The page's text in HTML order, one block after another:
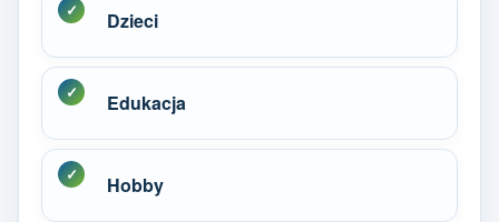
Dzieci
Edukacja
Hobby